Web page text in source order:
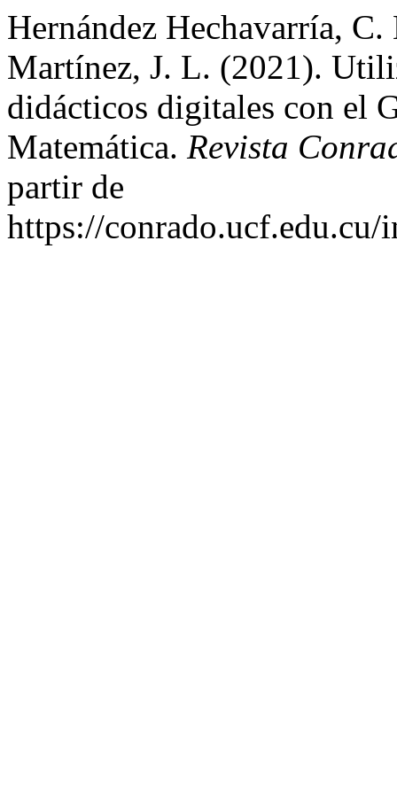
Hernández Hechavarría,
Martínez, J. L. (2021).
didácticos digitales con el
Matemática. Revista
partir de
https://